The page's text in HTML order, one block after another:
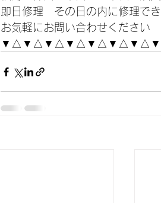
即日修理　その日の内に修理で
お気軽にお問い合わせください